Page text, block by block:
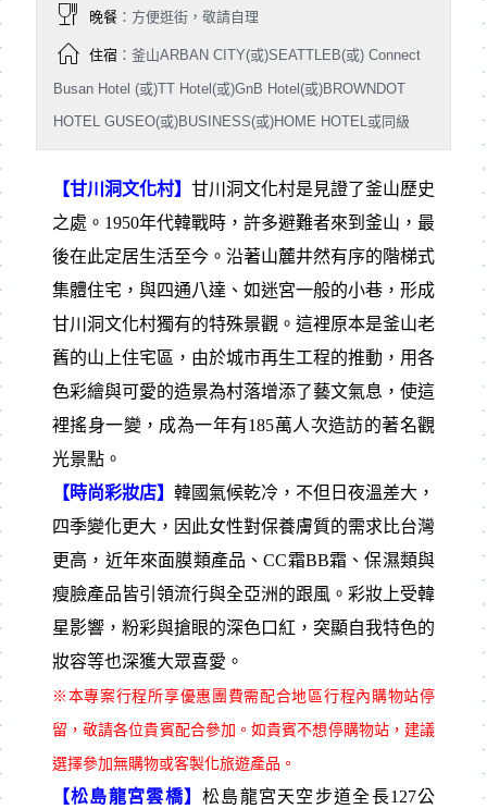
晚餐：方便逛街，敬請自理
住宿：釜山ARBAN CITY(或)SEATTLEB(或) Connect
Busan Hotel (或)TT Hotel(或)GnB Hotel(或)BROWNDOT
HOTEL GUSEO(或)BUSINESS(或)HOME HOTEL或同級
【甘川洞文化村】 甘川洞文化村是見證了釜山歷史
之處。1950年代韓戰時，許多避難者來到釜山，最
後在此定居生活至今。沿著山麓井然有序的階梯式
集體住宅，與四通八達、如迷宮一般的小巷，形成
甘川洞文化村獨有的特殊景觀。這裡原本是釜山老
舊的山上住宅區，由於城市再生工程的推動，用各
色彩繪與可愛的造景為村落增添了藝文氣息，使這
裡搖身一變，成為一年有185萬人次造訪的著名觀
光景點。
【時尚彩妝店】 韓國氣候乾冷，不但日夜溫差大，
四季變化更大，因此女性對保養膚質的需求比台灣
更高，近年來面膜類產品、CC霜BB霜、保濕類與
瘦臉產品皆引領流行與全亞洲的跟風。彩妝上受韓
星影響，粉彩與搶眼的深色口紅，突顯自我特色的
妝容等也深獲大眾喜愛。
※本專案行程所享優惠團費需配合地區行程內購物站停
留，敬請各位貴賓配合參加。如貴賓不想停購物站，建議
選擇參加無購物或客製化旅遊產品。
【松島龍宮雲橋】松島龍宮天空步道全長127公